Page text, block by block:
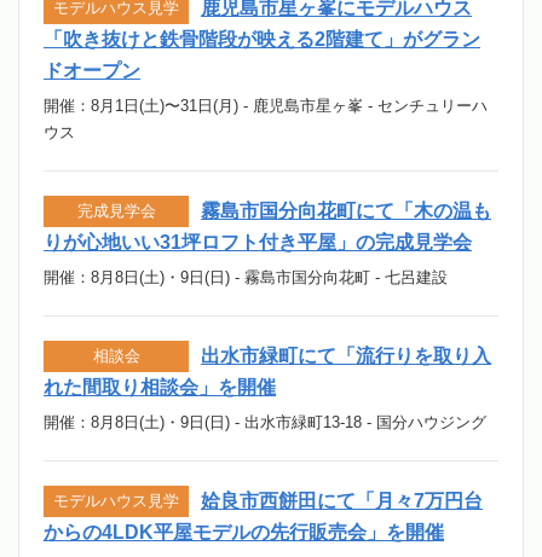
鹿児島市星ヶ峯にモデルハウス
「吹き抜けと鉄骨階段が映える2階建て」がグラン
ドオープン
開催：8月1日(土)〜31日(月) - 鹿児島市星ヶ峯 - センチュリーハ
ウス
モデルハウス見学
霧島市国分向花町にて「木の温も
りが心地いい31坪ロフト付き平屋」の完成見学会
開催：8月8日(土)・9日(日) - 霧島市国分向花町 - 七呂建設
完成見学会
出水市緑町にて「流行りを取り入
れた間取り相談会」を開催
開催：8月8日(土)・9日(日) - 出水市緑町13-18 - 国分ハウジング
相談会
姶良市西餅田にて「月々7万円台
からの4LDK平屋モデルの先行販売会」を開催
モデルハウス見学